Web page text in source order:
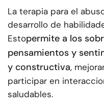
La terapia para el
desarrollo de
Estopermite a los
pensamientos y
y constructiva,
participar en
saludables.